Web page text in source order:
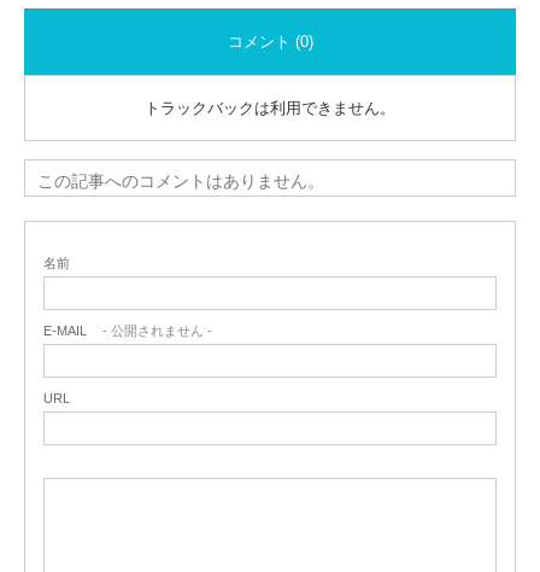
コメント (0)
トラックバックは利用できません。
この記事へのコメントはありません。
名前
E-MAIL - 公開されません -
URL